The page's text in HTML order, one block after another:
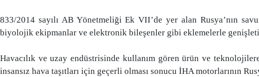
833/2014 sayılı AB Yönetmeliği Ek VII’de yer alan Rusya’nın
biyolojik ekipmanlar ve elektronik bileşenler gibi eklemelerle
Havacılık ve uzay endüstrisinde kullanım gören ürün ve
insansız hava taşıtları için geçerli olması sonucu İHA motorlarının